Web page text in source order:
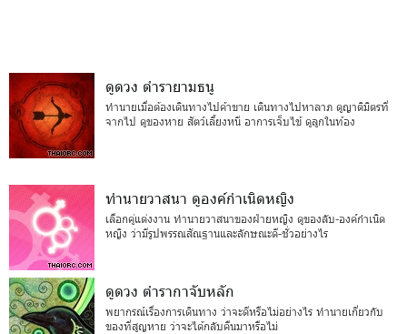
ดูดวง ตำรายามธนู
ทำนายเมื่อต้องเดินทางไปค้าขาย เดินทางไปหาลาภ ดูญาติมิตรที่
จากไป ดูของหาย สัตว์เลี้ยงหนี อาการเจ็บไข้ ดูลูกในท้อง
ทำนายวาสนา ดูองค์กำเนิดหญิง
เลือกคู่แต่งงาน ทำนายวาสนาของฝ่ายหญิง ดูของลับ-องค์กำเนิด
หญิง ว่ามีรูปพรรณสัณฐานและลักษณะดี-ชั่วอย่างไร
ดูดวง ตำรากาจับหลัก
พยากรณ์เรื่องการเดินทาง ว่าจะดีหรือไม่อย่างไร ทำนายเกี่ยวกับ
ของที่สูญหาย ว่าจะได้กลับคืนมาหรือไม่